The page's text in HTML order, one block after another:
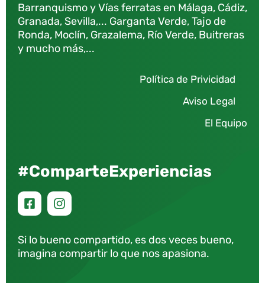
Barranquismo y Vías ferratas en Málaga, Cádiz,
Granada, Sevilla,... Garganta Verde, Tajo de
Ronda, Moclín, Grazalema, Río Verde, Buitreras
y mucho más,...
Política de Privicidad
Aviso Legal
El Equipo
#ComparteExperiencias
Si lo bueno compartido, es dos veces bueno,
imagina compartir lo que nos apasiona.